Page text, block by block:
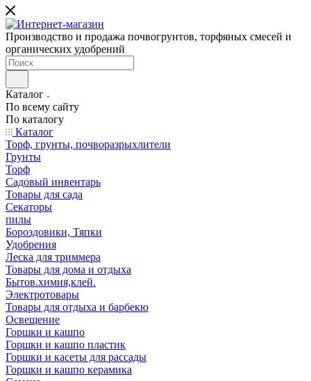
Производство и продажа почвогрунтов, торфяных смесей и
органических удобрений
Каталог
По всему сайту
По каталогу
Каталог
Торф, грунты, почворазрыхлители
Грунты
Торф
Садовый инвентарь
Товары для сада
Секаторы
пилы
Бороздовики, Тяпки
Удобрения
Леска для триммера
Товары для дома и отдыха
Бытов.химия,клей.
Электротовары
Товары для отдыха и барбекю
Освещение
Горшки и кашпо
Горшки и кашпо пластик
Горшки и касеты для рассады
Горшки и кашпо керамика